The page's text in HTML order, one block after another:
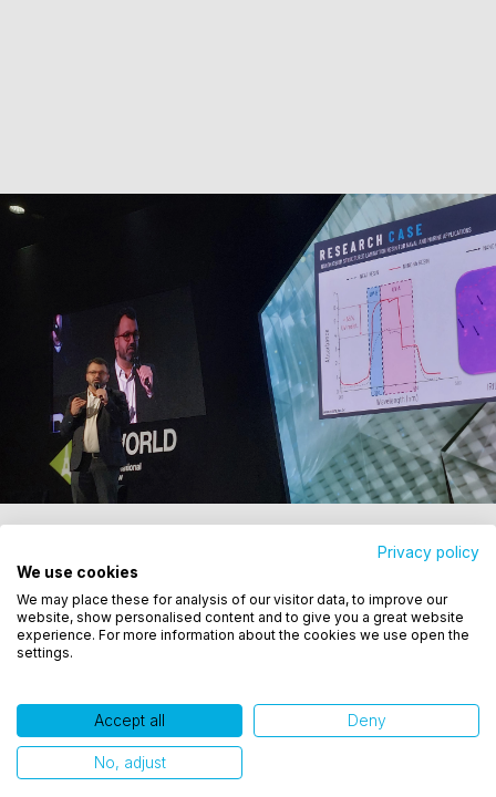
Utilizamos cookies para oferecer melhor
experiência, melhorar o desempenho, analisar
como você interage em nosso site e personalizar
conteúdo. Ao utilizar este site, você concorda com
Ok, entendi!
Publicações relacionadas
Privacy policy
We use cookies
We may place these for analysis of our visitor data, to improve our
website, show personalised content and to give you a great website
experience. For more information about the cookies we use open the
settings.
Accept all Deny
No, adjust